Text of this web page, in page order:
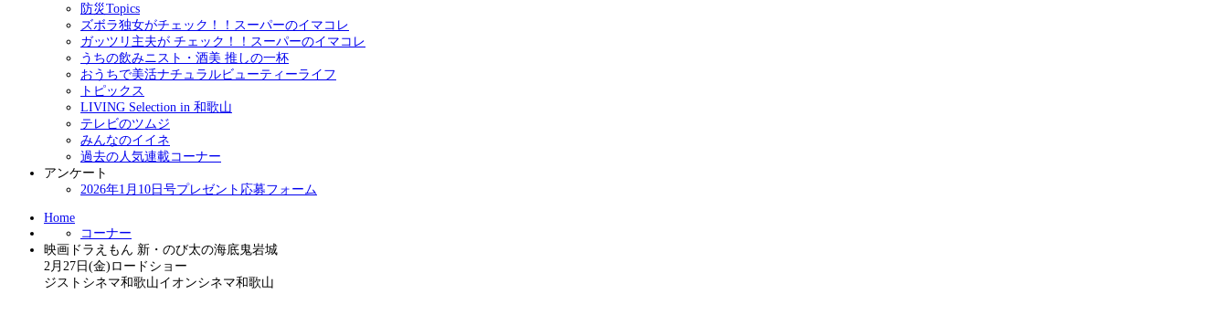
防災Topics
ズボラ独女がチェック！！スーパーのイマコレ
ガッツリ主夫が チェック！！スーパーのイマコレ
うちの飲みニスト・酒美 推しの一杯
おうちで美活ナチュラルビューティーライフ
トピックス
LIVING Selection in 和歌山
テレビのツムジ
みんなのイイネ
過去の人気連載コーナー
アンケート
2026年1月10日号プレゼント応募フォーム
Home
コーナー
映画ドラえもん 新・のび太の海底鬼岩城
2月27日(金)ロードショー
ジストシネマ和歌山イオンシネマ和歌山